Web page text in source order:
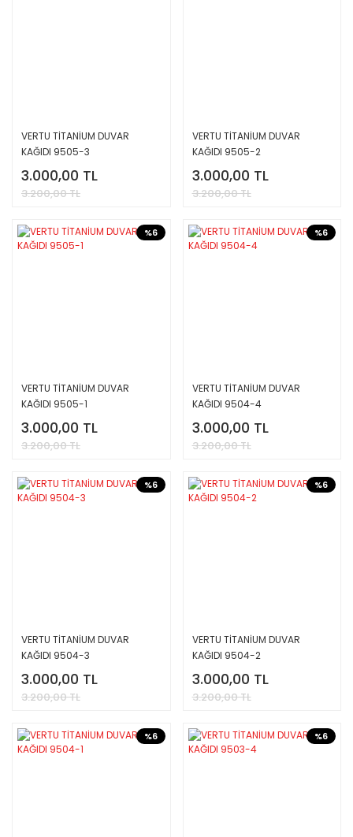
VERTU TİTANİUM DUVAR
KAĞIDI 9505-3
3.000,00 TL
3.200,00 TL
VERTU TİTANİUM DUVAR
KAĞIDI 9505-2
3.000,00 TL
3.200,00 TL
%6
VERTU TİTANİUM DUVAR
KAĞIDI 9505-1
3.000,00 TL
3.200,00 TL
%6
VERTU TİTANİUM DUVAR
KAĞIDI 9504-4
3.000,00 TL
3.200,00 TL
%6
VERTU TİTANİUM DUVAR
KAĞIDI 9504-3
3.000,00 TL
3.200,00 TL
%6
VERTU TİTANİUM DUVAR
KAĞIDI 9504-2
3.000,00 TL
3.200,00 TL
%6 %6